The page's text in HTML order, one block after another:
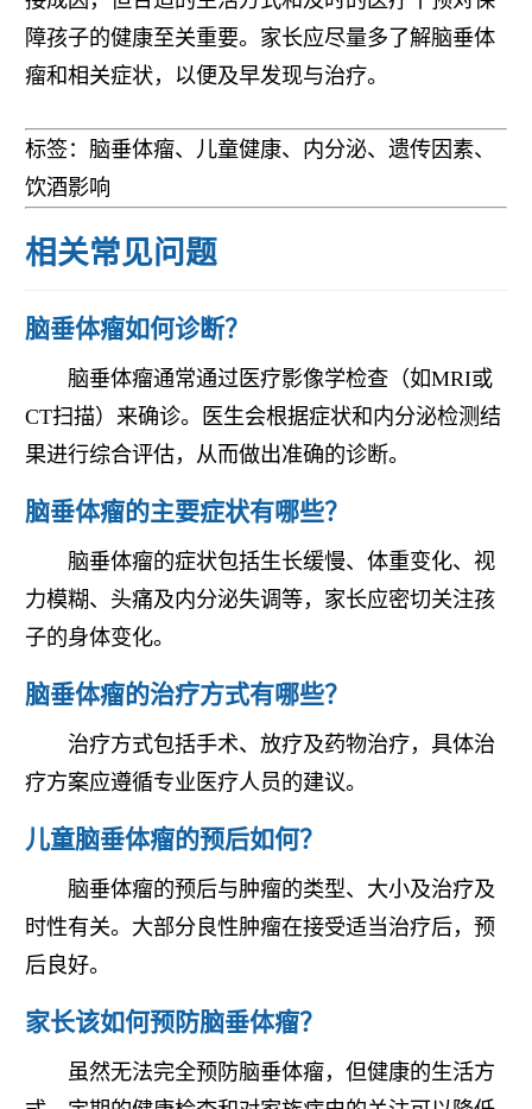
障孩子的健康至关重要。家长应尽量多了解脑垂体
瘤和相关症状，以便及早发现与治疗。
标签：脑垂体瘤、儿童健康、内分泌、遗传因素、
饮酒影响
相关常见问题
脑垂体瘤如何诊断？
脑垂体瘤通常通过医疗影像学检查（如MRI或
CT扫描）来确诊。医生会根据症状和内分泌检测结
果进行综合评估，从而做出准确的诊断。
脑垂体瘤的主要症状有哪些？
脑垂体瘤的症状包括生长缓慢、体重变化、视
力模糊、头痛及内分泌失调等，家长应密切关注孩
子的身体变化。
脑垂体瘤的治疗方式有哪些？
治疗方式包括手术、放疗及药物治疗，具体治
疗方案应遵循专业医疗人员的建议。
儿童脑垂体瘤的预后如何？
脑垂体瘤的预后与肿瘤的类型、大小及治疗及
时性有关。大部分良性肿瘤在接受适当治疗后，预
后良好。
家长该如何预防脑垂体瘤？
虽然无法完全预防脑垂体瘤，但健康的生活方